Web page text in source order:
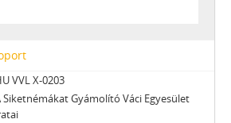
VVL X-0203
Siketnémákat Gyámolító Váci Egyesület